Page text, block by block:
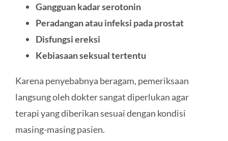
Gangguan kadar serotonin
Peradangan atau infeksi pada prostat
Disfungsi ereksi
Kebiasaan seksual tertentu
Karena penyebabnya beragam, pemeriksaan
langsung oleh dokter sangat diperlukan agar
terapi yang diberikan sesuai dengan kondisi
masing-masing pasien.